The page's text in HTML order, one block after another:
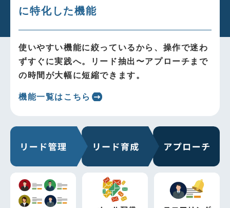
に特化した機能
使いやすい機能に絞っているから、操作で迷わ
ずすぐに実践へ。リード抽出〜アプローチまで
の時間が大幅に短縮できます。
機能一覧はこちら